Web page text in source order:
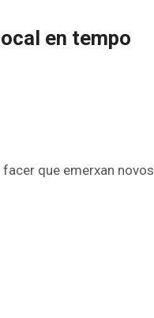
en tempo
que emerxan novos